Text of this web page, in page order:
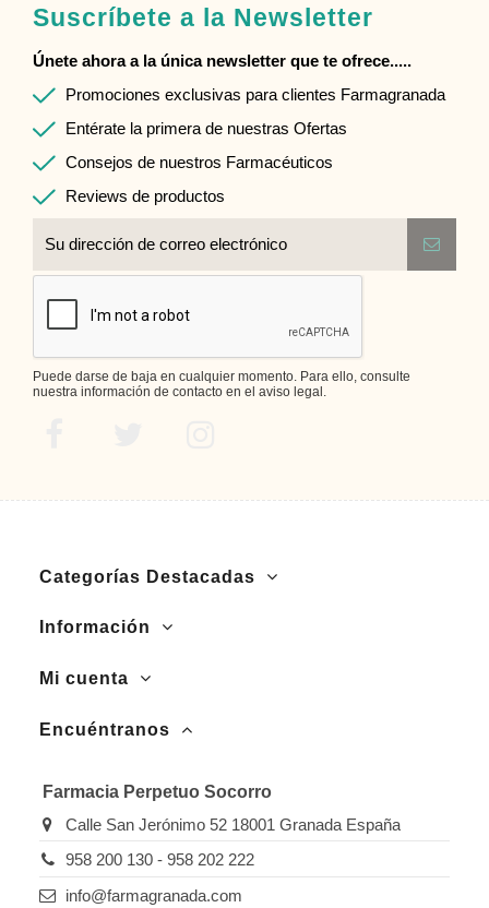
Suscríbete a la Newsletter
Únete ahora a la única newsletter que te ofrece.....
Promociones exclusivas para clientes Farmagranada
Entérate la primera de nuestras Ofertas
Consejos de nuestros Farmacéuticos
Reviews de productos
Puede darse de baja en cualquier momento. Para ello, consulte
nuestra información de contacto en el aviso legal.
Categorías Destacadas
Información
Mi cuenta
Encuéntranos
Farmacia Perpetuo Socorro
Calle San Jerónimo 52 18001 Granada España
958 200 130 - 958 202 222
info@farmagranada.com